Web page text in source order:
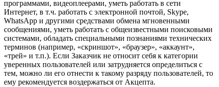
программами, видеоплеерами, уметь работать в сети
Интернет, в т.ч. работать с электронной почтой, Skype,
WhatsApp и другими средствами обмена мгновенными
сообщениями, уметь работать с общеизвестными поисковыми
системами, обладать специальными познаниями технических
терминов (например, «скриншот», «браузер», «аккаунт»,
«трей» и т.п.). Если Заказчик не относит себя к категории
уверенных пользователей или затрудняется определиться с
тем, можно ли его отнести к такому разряду пользователей, то
ему рекомендуется воздержаться от Акцепта.